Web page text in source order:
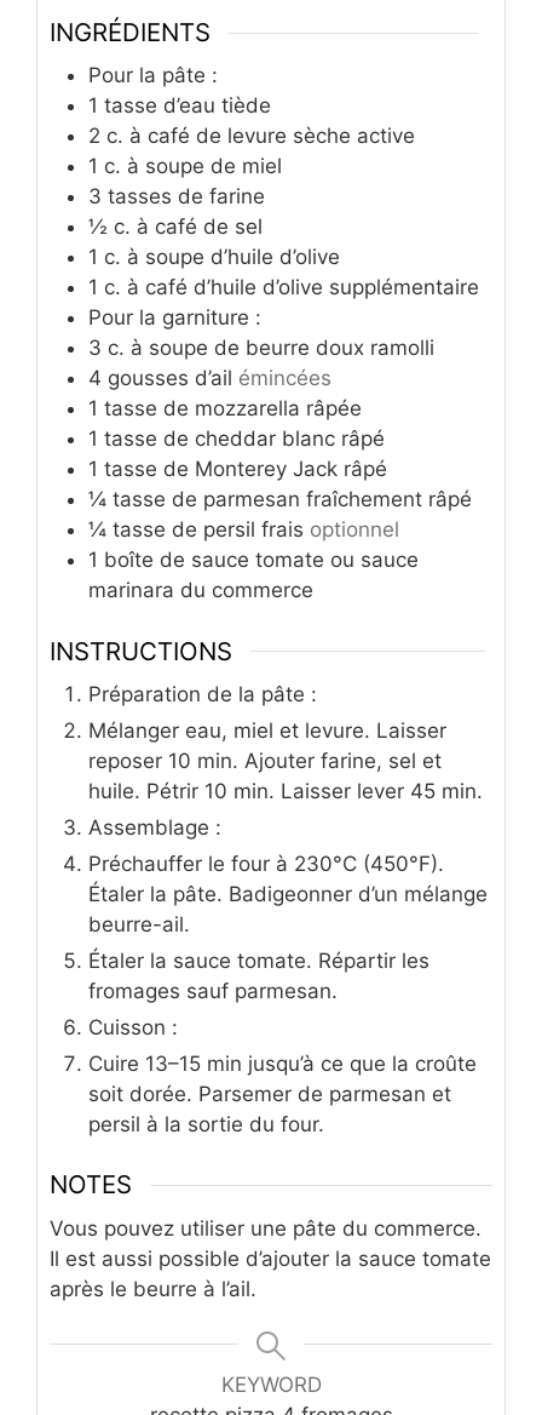
INGRÉDIENTS
Pour la pâte :
1 tasse d’eau tiède
2 c. à café de levure sèche active
1 c. à soupe de miel
3 tasses de farine
½ c. à café de sel
1 c. à soupe d’huile d’olive
1 c. à café d’huile d’olive supplémentaire
Pour la garniture :
3 c. à soupe de beurre doux ramolli
4 gousses d’ail émincées
1 tasse de mozzarella râpée
1 tasse de cheddar blanc râpé
1 tasse de Monterey Jack râpé
¼ tasse de parmesan fraîchement râpé
¼ tasse de persil frais optionnel
1 boîte de sauce tomate ou sauce
marinara du commerce
INSTRUCTIONS
Préparation de la pâte :
Mélanger eau, miel et levure. Laisser
reposer 10 min. Ajouter farine, sel et
huile. Pétrir 10 min. Laisser lever 45 min.
Assemblage :
Préchauffer le four à 230°C (450°F).
Étaler la pâte. Badigeonner d’un mélange
beurre-ail.
Étaler la sauce tomate. Répartir les
fromages sauf parmesan.
Cuisson :
Cuire 13–15 min jusqu’à ce que la croûte
soit dorée. Parsemer de parmesan et
persil à la sortie du four.
NOTES
Vous pouvez utiliser une pâte du commerce.
Il est aussi possible d’ajouter la sauce tomate
après le beurre à l’ail.
KEYWORD